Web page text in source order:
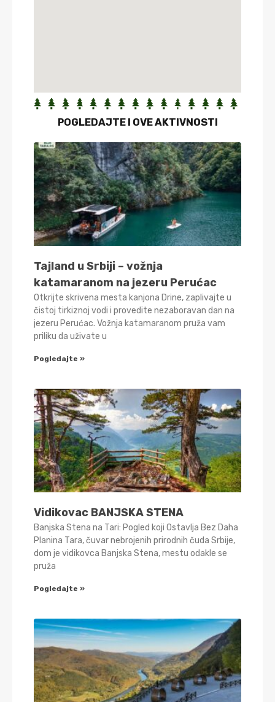
POGLEDAJTE I OVE AKTIVNOSTI
Tajland u Srbiji – vožnja
katamaranom na jezeru Perućac
Otkrijte skrivena mesta kanjona Drine, zaplivajte u
čistoj tirkiznoj vodi i provedite nezaboravan dan na
jezeru Perućac. Vožnja katamaranom pruža vam
priliku da uživate u
Pogledajte »
Vidikovac BANJSKA STENA
Banjska Stena na Tari: Pogled koji Ostavlja Bez Daha
Planina Tara, čuvar nebrojenih prirodnih čuda Srbije,
dom je vidikovca Banjska Stena, mestu odakle se
pruža
Pogledajte »